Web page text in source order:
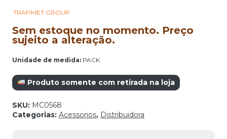
TRAFIMET GROUP
Sem estoque no momento. Preço
sujeito a alteração.
Unidade de medida: PACK
Produto somente com retirada na loja
SKU: MC0568
Categorias: Acessorios, Distribuidora